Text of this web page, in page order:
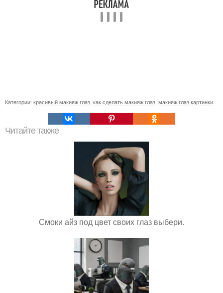
Категории: красивый макияж глаз как сделать макияж глаз макияж глаз картинки
Читайте также
Смоки айз под цвет своих глаз выбери.